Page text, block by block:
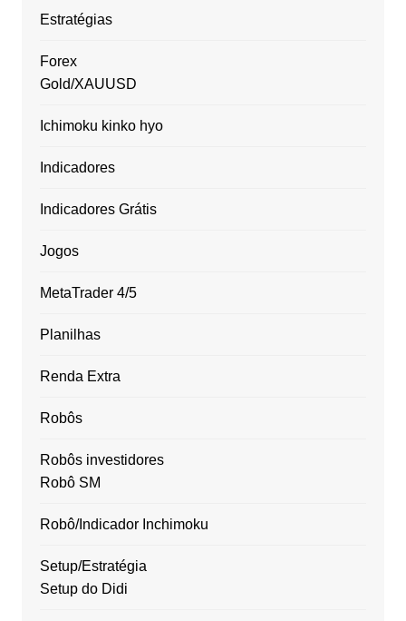
Estratégias
Forex
Gold/XAUUSD
Ichimoku kinko hyo
Indicadores
Indicadores Grátis
Jogos
MetaTrader 4/5
Planilhas
Renda Extra
Robôs
Robôs investidores
Robô SM
Robô/Indicador Inchimoku
Setup/Estratégia
Setup do Didi